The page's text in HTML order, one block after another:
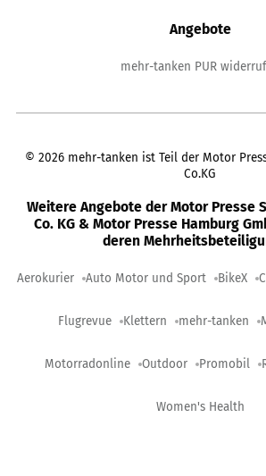
Angebote
mehr-tanken PUR
© 2026 mehr-tanken ist Teil der Motor
Co.KG
Weitere Angebote der Motor Presse
Co. KG & Motor Presse Hamburg
deren
Aerokurier Auto Motor und Sport BikeX
Flugrevue Klettern mehr-tanken
Motorradonline Outdoor Promobil
Women's Health